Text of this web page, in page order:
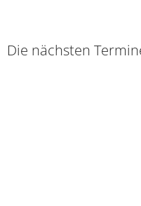
Die nächsten